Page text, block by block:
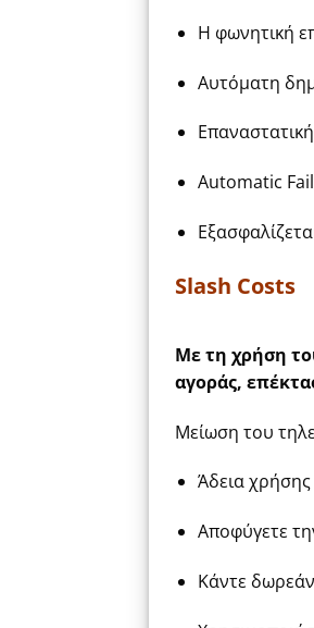
Η φωνητική
Αυτόματη
Automatic
Slash Costs
Με τη χρήση
αγοράς,
Μείωση του
Άδεια
Αποφύγετε
Κάντε